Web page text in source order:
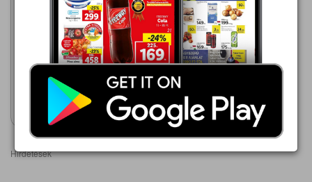
2026.08.06 - 08.12
1 199,00 Ft
ASTONE MILLER SZILIKON
SPRAY
Akciós újság
megtekintése
Hirdetések